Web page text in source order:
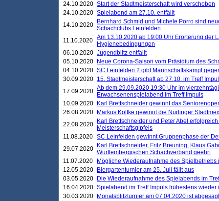
24.10.2020 Start der Stadtmeisterschaft wird verschoben
24.10.2020 Spielabend am 27.10. entfällt
14.10.2020
Bernhard Schmid und Michele Porro sind
Schachclubs Leinfelden
11.10.2020 Am 13.10.2020 ab 19:00 Uhr Erörterung der
Hygienebedingungen
06.10.2020 Jugendblitz entfällt
05.10.2020
Neue Corona-Saison vom Präsidium des
04.10.2020 SC Leinfelden 2 gibt Mannschaftskampf
30.09.2020 15. Stadtmeisterschaft ab 27.10. im Treff
17.09.2020 Ab dem 29.09.2020 19:30 Uhr im
Erwachsenenspielabend im Treff Impuls
10.09.2020
Karl Brettschneider gewinnt das
26.08.2020
Markus Kottke gewinnt die Nürtinger
22.08.2020
Karl Brettschneider und Peter Abel
Meisterschaftsgipfels
11.08.2020 SC Leinfelden gewinnt Gruppenphase der
29.07.2020
Karl Brettschneider, Fritz Breuning, Klaus
Württembergischen Schachverband geehrt
11.07.2020
Mögliche Wiederaufnahme des Spielbetriebs
12.05.2020
Biergartenturnier am 25. Juli fällt aus
03.05.2020
Die Wiederaufnahme des Spielabends im
16.04.2020 Spielabend im Treff Impuls frühestens wieder
30.03.2020
Monatsblitzturnier am 07.04.2020 ist abgesagt